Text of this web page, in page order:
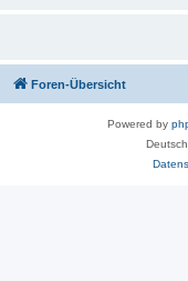
Foren-Übersicht
Powered by